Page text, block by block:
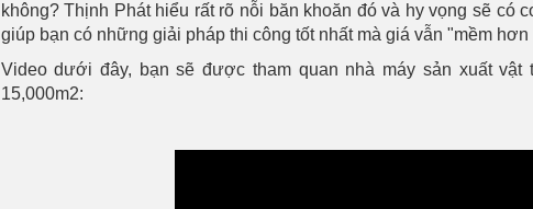
không?Thịnh Phát hiểu rất rõ nỗi băn khoăn đó và hy vọng sẽ có
giúp bạn có những giải pháp thi công tốt nhất mà giá vẫn "mềm hơn
Video dưới đây, bạn sẽ được tham quan nhà máy sản xuất
15,000m2: